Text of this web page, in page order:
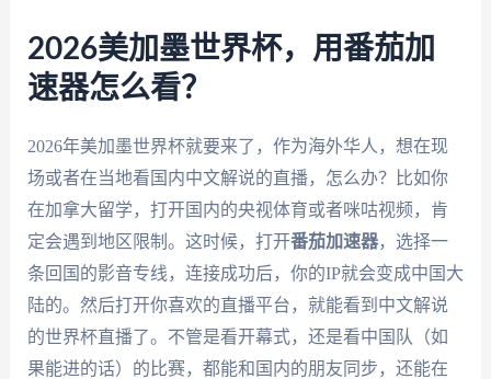
2026美加墨世界杯，用番茄加
速器怎么看？
2026年美加墨世界杯就要来了，作为海外华人，想在现
场或者在当地看国内中文解说的直播，怎么办？比如你
在加拿大留学，打开国内的央视体育或者咪咕视频，肯
定会遇到地区限制。这时候，打开番茄加速器，选择一
条回国的影音专线，连接成功后，你的IP就会变成中国大
陆的。然后打开你喜欢的直播平台，就能看到中文解说
的世界杯直播了。不管是看开幕式，还是看中国队（如
果能进的话）的比赛，都能和国内的朋友同步，还能在